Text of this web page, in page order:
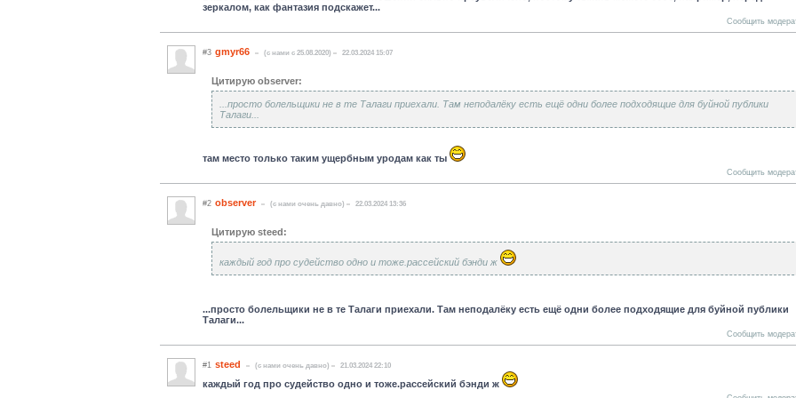
зеркалом, как фантазия подскажет...
Сообщить
#3 gmyr66 (c нами с 25.08.2020) 22.03.2024 15:07
Цитирую observer:
...просто болельщики не в те Талаги приехали. Там неподалёку есть ещё одни более подходящие для буйной публики
Талаги...
там место только таким ущербным уродам как ты
Сообщить
#2 observer (c нами очень давно) 22.03.2024 13:36
Цитирую steed:
каждый год про судейство одно и тоже.рассейский бэнди ж
...просто болельщики не в те Талаги приехали. Там неподалёку есть ещё одни более подходящие для буйной публики
Талаги...
Сообщить
#1 steed (c нами очень давно) 21.03.2024 22:10
каждый год про судейство одно и тоже.рассейский бэнди ж